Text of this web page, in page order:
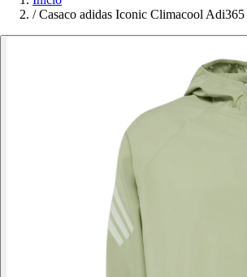
/ Casaco adidas Iconic Climacool Adi365